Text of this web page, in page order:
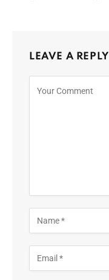
LEAVE A REPLY